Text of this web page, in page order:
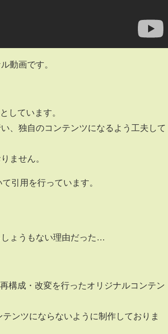
動画です。
しています。
、独自のコンテンツになるよう工夫して
ません。
引用を行っています。
ょうもない理由だった…
構成・改変を行ったオリジナルコンテン
ンツにならないように制作しておりま